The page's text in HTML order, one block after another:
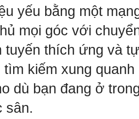
yếu bằng một
mọi góc với
tuyến thích ứng và
tìm kiếm xung
dù bạn đang ở
sân.